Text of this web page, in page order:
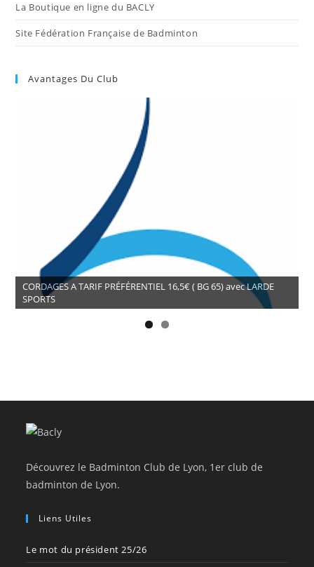
La Boutique en ligne du BACLY
Site Fédération Française de Badminton
Avantages Du Club
CORDAGES A TARIF PRÉFÉRENTIEL 16,5€ ( BG 65) avec LARDE
SPORTS
Découvrez le Badminton Club de Lyon, 1er club de
badminton de Lyon.
Liens Utiles
Le mot du président 25/26